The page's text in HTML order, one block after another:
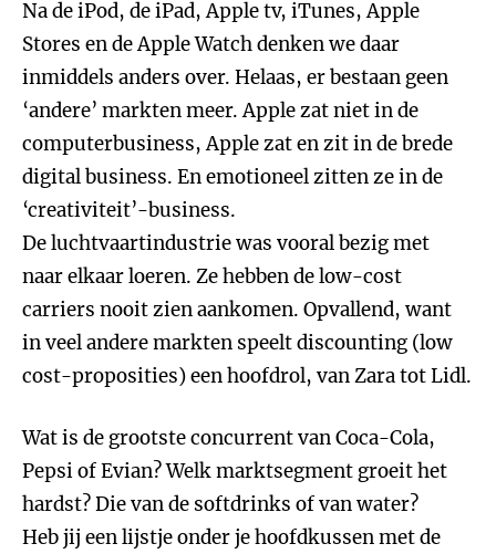
Na de iPod, de iPad, Apple tv, iTunes, Apple
Stores en de Apple Watch denken we daar
inmiddels anders over. Helaas, er bestaan geen
‘andere’ markten meer. Apple zat niet in de
computerbusiness, Apple zat en zit in de brede
digital business. En emotioneel zitten ze in de
‘creativiteit’-business.
De luchtvaartindustrie was vooral bezig met
naar elkaar loeren. Ze hebben de low-cost
carriers nooit zien aankomen. Opvallend, want
in veel andere markten speelt discounting (low
cost-proposities) een hoofdrol, van Zara tot Lidl.
Wat is de grootste concurrent van Coca-Cola,
Pepsi of Evian? Welk marktsegment groeit het
hardst? Die van de softdrinks of van water?
Heb jij een lijstje onder je hoofdkussen met de